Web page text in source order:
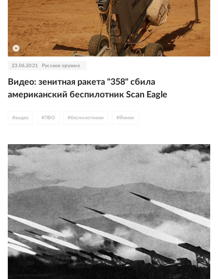
23.06.2021 Русское оружие
Видео: зенитная ракета "358" сбила
американский беспилотник Scan Eagle
#видео # ПВО #беспилотники # Йемен